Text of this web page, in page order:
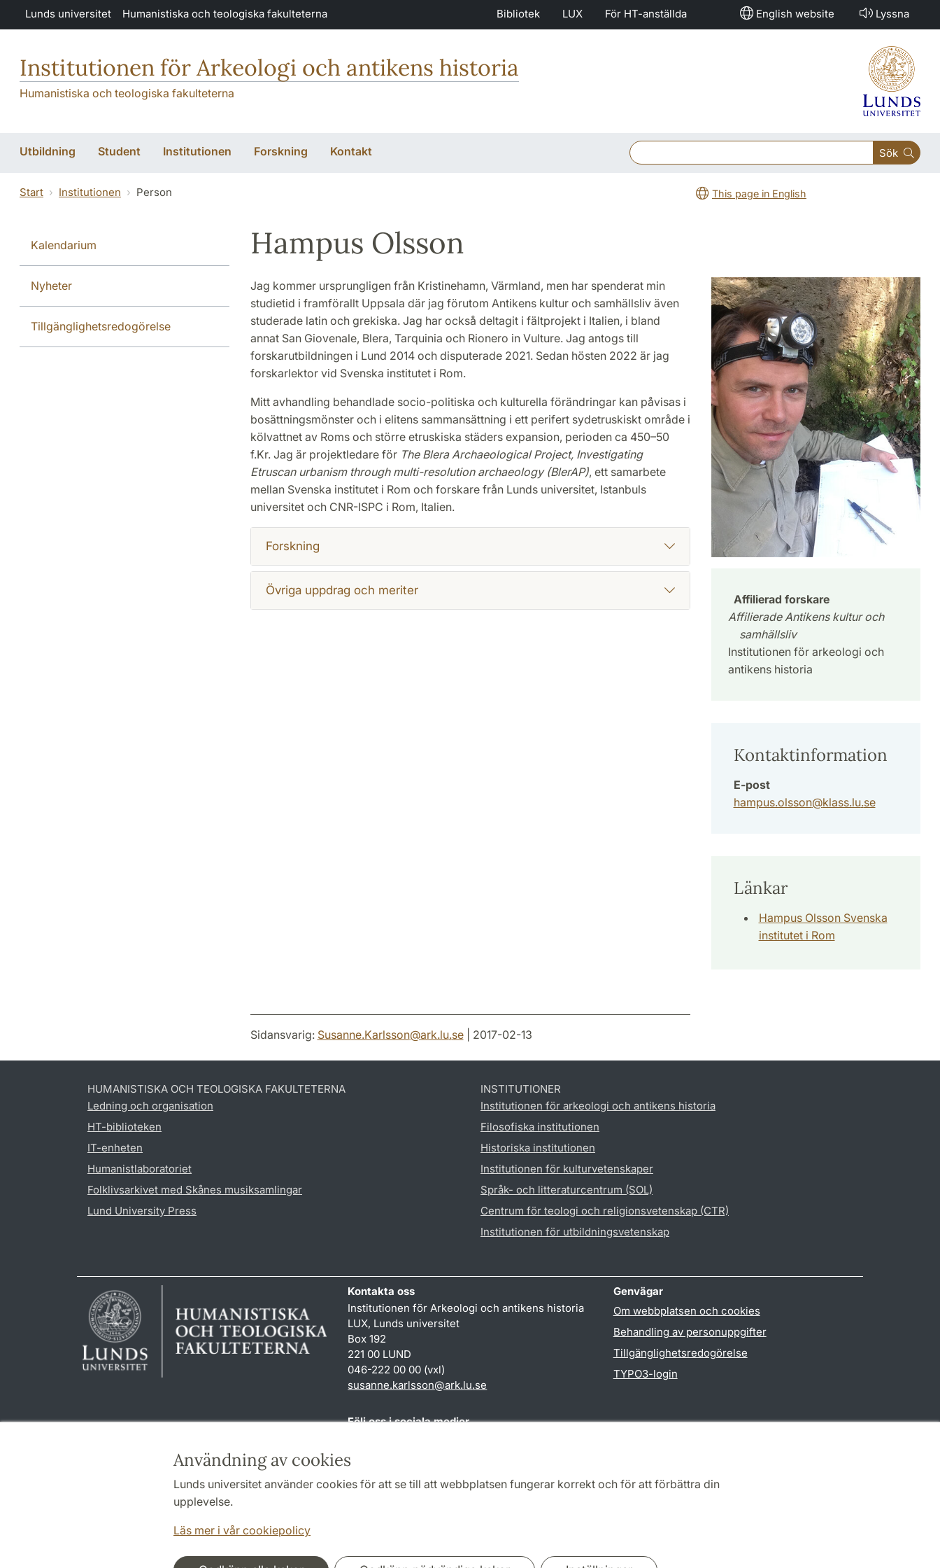
Hoppa till huvudinnehåll
Användning av cookies
Lunds universitet använder cookies för att se till att webbplatsen fungerar korrekt och för att förbättra din
upplevelse.
Läs mer i vår cookiepolicy
Lunds universitet Humanistiska och teologiska fakulteterna Bibliotek LUX För HT-anställda English website Lyssna
Institutionen för Arkeologi och antikens historia
Humanistiska och teologiska fakulteterna
Utbildning Student Institutionen Forskning Kontakt Sök
Start Institutionen Person This page in English
Kalendarium
Nyheter
Tillgänglighetsredogörelse
Hampus Olsson
Jag kommer ursprungligen från Kristinehamn, Värmland, men har spenderat min
studietid i framförallt Uppsala där jag förutom Antikens kultur och samhällsliv även
studerade latin och grekiska. Jag har också deltagit i fältprojekt i Italien, i bland
annat San Giovenale, Blera, Tarquinia och Rionero in Vulture. Jag antogs till
forskarutbildningen i Lund 2014 och disputerade 2021. Sedan hösten 2022 är jag
forskarlektor vid Svenska institutet i Rom.
Mitt avhandling behandlade socio-politiska och kulturella förändringar kan påvisas i
bosättningsmönster och i elitens sammansättning i ett perifert sydetruskiskt område i
kölvattnet av Roms och större etruskiska städers expansion, perioden ca 450–50
f.Kr. Jag är projektledare för The Blera Archaeological Project, Investigating
Etruscan urbanism through multi-resolution archaeology (BlerAP), ett samarbete
mellan Svenska institutet i Rom och forskare från Lunds universitet, Istanbuls
universitet och CNR-ISPC i Rom, Italien.
Forskning
Övriga uppdrag och meriter
Affilierad forskare
Affilierade Antikens kultur och
samhällsliv
Institutionen för arkeologi och
antikens historia
Kontaktinformation
E-post
hampus.olsson@klass.lu.se
Länkar
Hampus Olsson Svenska
institutet i Rom
Sidansvarig: Susanne.Karlsson@ark.lu.se| 2017-02-13
HUMANISTISKA OCH TEOLOGISKA FAKULTETERNA
Ledning och organisation
HT-biblioteken
IT-enheten
Humanistlaboratoriet
Folklivsarkivet med Skånes musiksamlingar
Lund University Press
INSTITUTIONER
Institutionen för arkeologi och antikens historia
Filosofiska institutionen
Historiska institutionen
Institutionen för kulturvetenskaper
Språk- och litteraturcentrum (SOL)
Centrum för teologi och religionsvetenskap (CTR)
Institutionen för utbildningsvetenskap
Kontakta oss
Institutionen för Arkeologi och antikens historia
LUX, Lunds universitet
Box 192
221 00 LUND
046-222 00 00 (vxl)
susanne.karlsson@ark.lu.se
Genvägar
Om webbplatsen och cookies
Behandling av personuppgifter
Tillgänglighetsredogörelse
TYPO3-login
Följ oss i sociala medier